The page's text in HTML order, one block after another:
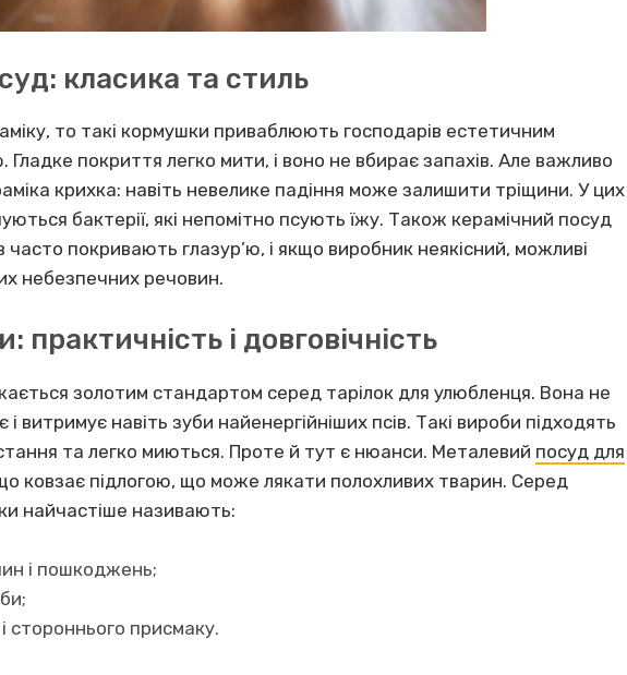
класика та стиль
то такі кормушки приваблюють господарів естетичним
Гладке покриття легко мити, і воно не вбирає запахів. Але важливо
крихка: навіть невелике падіння може залишити тріщини. У цих
бактерії, які непомітно псують їжу. Також керамічний посуд
часто покривають глазур’ю, і якщо виробник неякісний, можливі
небезпечних речовин.
практичність і довговічність
золотим стандартом серед тарілок для улюбленця. Вона не
витримує навіть зуби найенергійніших псів. Такі вироби підходять
та легко миються. Проте й тут є нюанси. Металевий посуд для
ковзає підлогою, що може лякати полохливих тварин. Серед
найчастіше називають:
і пошкоджень;
і стороннього присмаку.